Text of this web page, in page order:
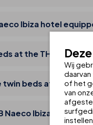
Ibiza hotel
at the THB Naeco
beds at THB
Naeco Ibiza hotel
Wij
of het
van